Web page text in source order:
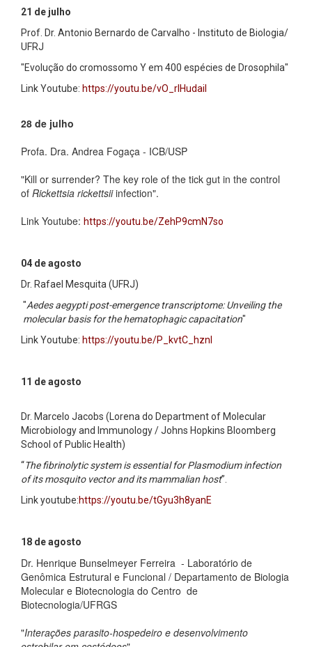
21 de julho
Prof. Dr. Antonio Bernardo de Carvalho - Instituto de Biologia/
UFRJ
"Evolução do cromossomo Y em 400 espécies de Drosophila"
Link Youtube: https://youtu.be/vO_rlHudaiI
28 de julho
Profa. Dra. Andrea Fogaça - ICB/USP
"Kill or surrender? The key role of the tick gut in the control
of Rickettsia rickettsiiinfection".
Link Youtube: https://youtu.be/ZehP9cmN7so
04 de agosto
Dr. Rafael Mesquita (UFRJ)
"Aedes aegypti post-emergence transcriptome: Unveiling the
molecular basis for the hematophagic capacitation"
Link Youtube: https://youtu.be/P_kvtC_hznI
11 de agosto
Dr. Marcelo Jacobs (Lorena do Department of Molecular
Microbiology and Immunology / Johns Hopkins Bloomberg
School of Public Health)
“The fibrinolytic system is essential for Plasmodium infection
of its mosquito vector and its mammalian host”.
Link youtube:https://youtu.be/tGyu3h8yanE
18 de agosto
Dr. Henrique Bunselmeyer Ferreira - Laboratório de
Genômica Estrutural e Funcional / Departamento de Biologia
Molecular e Biotecnologia do Centro de
Biotecnologia/UFRGS
"Interações parasito-hospedeiro e desenvolvimento